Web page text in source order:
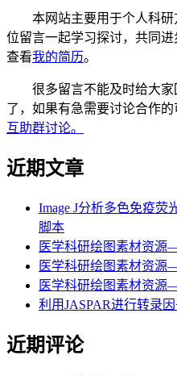
本网站主要用于个人科
位留言一起学习探讨，共同
查看我的简历。
很多留言不能及时给大
了，如果有急需要讨论合作
互助群讨论。
近期文章
Image J分析多色免疫
脚本
医学科研绘图素材资
医学科研绘图素材资源
医学科研绘图素材资源
利用JASPAR进行转录
近期评论